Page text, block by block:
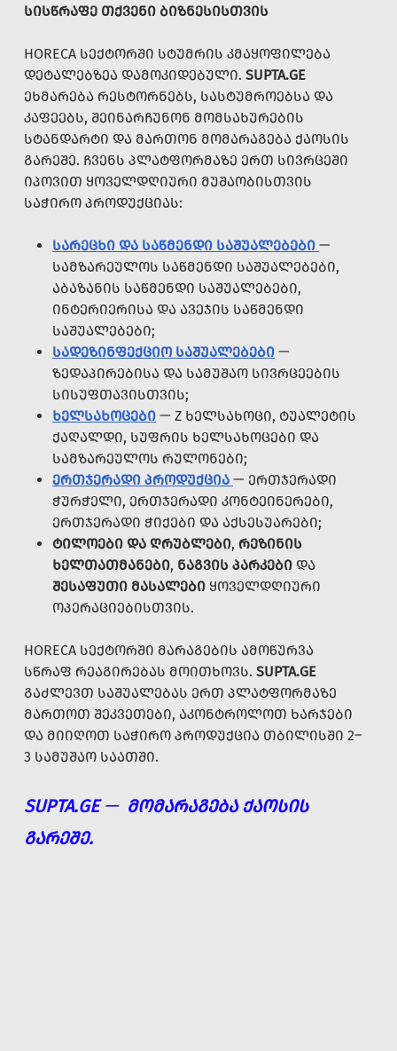
ᲡᲘᲡᲬᲠᲐᲤᲔ ᲗᲥᲕᲔᲜᲘ ᲑᲘᲖᲜᲔᲡᲘᲡᲗᲕᲘᲡ
HORECA ᲡᲔᲥᲢᲝᲠᲨᲘ ᲡᲢᲣᲛᲠᲘᲡ ᲙᲛᲐᲧᲝᲤᲘᲚᲔᲑᲐ
ᲓᲔᲢᲐᲚᲔᲑᲖᲔᲐ ᲓᲐᲛᲝᲙᲘᲓᲔᲑᲣᲚᲘ. SUPTA.GE
ᲔᲮᲛᲐᲠᲔᲑᲐ ᲠᲔᲡᲢᲝᲠᲜᲔᲑᲡ, ᲡᲐᲡᲢᲣᲛᲠᲝᲔᲑᲡᲐ ᲓᲐ
ᲙᲐᲤᲔᲔᲑᲡ, ᲨᲔᲘᲜᲐᲠᲩᲣᲜᲝᲜ ᲛᲝᲛᲡᲐᲮᲣᲠᲔᲑᲘᲡ
ᲡᲢᲐᲜᲓᲐᲠᲢᲘ ᲓᲐ ᲛᲐᲠᲗᲝᲜ ᲛᲝᲛᲐᲠᲐᲒᲔᲑᲐ ᲥᲐᲝᲡᲘᲡ
ᲒᲐᲠᲔᲨᲔ. ᲩᲕᲔᲜᲡ ᲞᲚᲐᲢᲤᲝᲠᲛᲐᲖᲔ ᲔᲠᲗ ᲡᲘᲕᲠᲪᲔᲨᲘ
ᲘᲞᲝᲕᲘᲗ ᲧᲝᲕᲔᲚᲓᲦᲘᲣᲠᲘ ᲛᲣᲨᲐᲝᲑᲘᲡᲗᲕᲘᲡ
ᲡᲐᲭᲘᲠᲝ ᲞᲠᲝᲓᲣᲥᲪᲘᲐᲡ:
ᲡᲐᲠᲔᲪᲮᲘ ᲓᲐ ᲡᲐᲬᲛᲔᲜᲓᲘ ᲡᲐᲨᲣᲐᲚᲔᲑᲔᲑᲘ —
ᲡᲐᲛᲖᲐᲠᲔᲣᲚᲝᲡ ᲡᲐᲬᲛᲔᲜᲓᲘ ᲡᲐᲨᲣᲐᲚᲔᲑᲔᲑᲘ,
ᲐᲑᲐᲖᲐᲜᲘᲡ ᲡᲐᲬᲛᲔᲜᲓᲘ ᲡᲐᲨᲣᲐᲚᲔᲑᲔᲑᲘ,
ᲘᲜᲢᲔᲠᲘᲔᲠᲘᲡᲐ ᲓᲐ ᲐᲕᲔᲯᲘᲡ ᲡᲐᲬᲛᲔᲜᲓᲘ
ᲡᲐᲨᲣᲐᲚᲔᲑᲔᲑᲘ;
ᲡᲐᲓᲔᲖᲘᲜᲤᲔᲥᲪᲘᲝ ᲡᲐᲨᲣᲐᲚᲔᲑᲔᲑᲘ —
ᲖᲔᲓᲐᲞᲘᲠᲔᲑᲘᲡᲐ ᲓᲐ ᲡᲐᲛᲣᲨᲐᲝ ᲡᲘᲕᲠᲪᲔᲔᲑᲘᲡ
ᲡᲘᲡᲣᲤᲗᲐᲕᲘᲡᲗᲕᲘᲡ;
ᲮᲔᲚᲡᲐᲮᲝᲪᲔᲑᲘ — Z ᲮᲔᲚᲡᲐᲮᲝᲪᲘ, ᲢᲣᲐᲚᲔᲢᲘᲡ
ᲥᲐᲦᲐᲚᲓᲘ, ᲡᲣᲤᲠᲘᲡ ᲮᲔᲚᲡᲐᲮᲝᲪᲔᲑᲘ ᲓᲐ
ᲡᲐᲛᲖᲐᲠᲔᲣᲚᲝᲡ ᲠᲣᲚᲝᲜᲔᲑᲘ;
ᲔᲠᲗᲯᲔᲠᲐᲓᲘ ᲞᲠᲝᲓᲣᲥᲪᲘᲐ — ᲔᲠᲗᲯᲔᲠᲐᲓᲘ
ᲭᲣᲠᲭᲔᲚᲘ, ᲔᲠᲗᲯᲔᲠᲐᲓᲘ ᲙᲝᲜᲢᲔᲘᲜᲔᲠᲔᲑᲘ,
ᲔᲠᲗᲯᲔᲠᲐᲓᲘ ᲭᲘᲥᲔᲑᲘ ᲓᲐ ᲐᲥᲡᲔᲡᲣᲐᲠᲔᲑᲘ;
ᲢᲘᲚᲝᲔᲑᲘ ᲓᲐ ᲦᲠᲣᲑᲚᲔᲑᲘ, ᲠᲔᲖᲘᲜᲘᲡ
ᲮᲔᲚᲗᲐᲗᲛᲐᲜᲔᲑᲘ, ᲜᲐᲒᲕᲘᲡ ᲞᲐᲠᲙᲔᲑᲘ ᲓᲐ
ᲨᲔᲡᲐᲤᲣᲗᲘ ᲛᲐᲡᲐᲚᲔᲑᲘ ᲧᲝᲕᲔᲚᲓᲦᲘᲣᲠᲘ
ᲝᲞᲔᲠᲐᲪᲘᲔᲑᲘᲡᲗᲕᲘᲡ.
HORECA ᲡᲔᲥᲢᲝᲠᲨᲘ ᲛᲐᲠᲐᲒᲔᲑᲘᲡ ᲐᲛᲝᲬᲣᲠᲕᲐ
ᲡᲬᲠᲐᲤ ᲠᲔᲐᲒᲘᲠᲔᲑᲐᲡ ᲛᲝᲘᲗᲮᲝᲕᲡ. SUPTA.GE
ᲒᲐᲫᲚᲔᲕᲗ ᲡᲐᲨᲣᲐᲚᲔᲑᲐᲡ ᲔᲠᲗ ᲞᲚᲐᲢᲤᲝᲠᲛᲐᲖᲔ
ᲛᲐᲠᲗᲝᲗ ᲨᲔᲙᲕᲔᲗᲔᲑᲘ, ᲐᲙᲝᲜᲢᲠᲝᲚᲝᲗ ᲮᲐᲠᲯᲔᲑᲘ
ᲓᲐ ᲛᲘᲘᲦᲝᲗ ᲡᲐᲭᲘᲠᲝ ᲞᲠᲝᲓᲣᲥᲪᲘᲐ ᲗᲑᲘᲚᲘᲡᲨᲘ 2–
3 ᲡᲐᲛᲣᲨᲐᲝ ᲡᲐᲐᲗᲨᲘ.
SUPTA.GE— ᲛᲝᲛᲐᲠᲐᲒᲔᲑᲐ ᲥᲐᲝᲡᲘᲡ
ᲒᲐᲠᲔᲨᲔ.